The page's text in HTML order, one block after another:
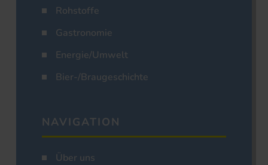
Rohstoffe
Gastronomie
Energie/Umwelt
Bier-/Braugeschichte
NAVIGATION
Über uns